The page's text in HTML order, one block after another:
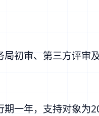
初审、第三方评
一年，支持对象